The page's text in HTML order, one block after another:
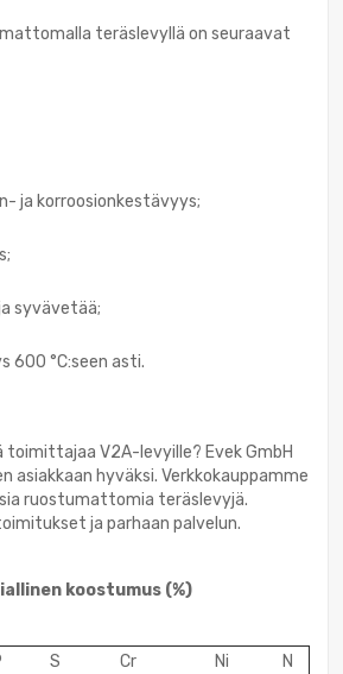
teräslevyllä on seuraavat
ja korroosionkestävyys;
syvävetää;
600 °C:seen asti.
V2A-levyille? Evek GmbH
asiakkaan hyväksi. Verkkokauppamme
ruostumattomia teräslevyjä.
ja parhaan palvelun.
koostumus (%)
S Cr Ni
N